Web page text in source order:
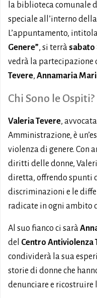
la biblioteca comunale
speciale all’interno
L’appuntamento,
Genere”, si terràsabato
vedrà la partecipazione
Tevere, Annamaria
Chi Sono le Ospiti?
Valeria Tevere,
Amministrazione, è
violenza di genere. Con
diritti delle donne,
diretta, offrendo spunti
discriminazioni e le
radicate in ogni ambito
Al suo fianco ci sarà
del Centro Antiviolenza
condividerà la sua
storie di donne che
denunciare e ricostruire